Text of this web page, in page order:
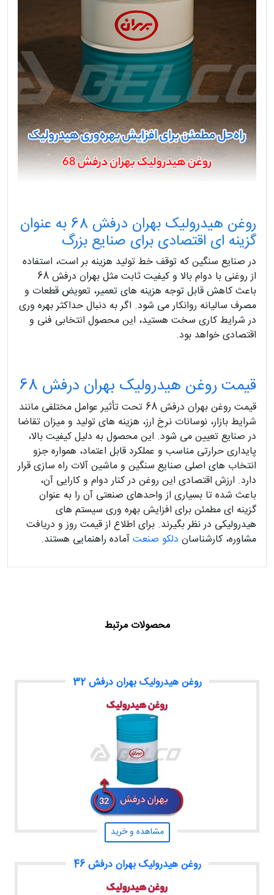
روغن هیدرولیک بهران درفش 68 به عنوان
گزینه ای اقتصادی برای صنایع بزرگ
در صنایع سنگین که توقف خط تولید هزینه بر است، استفاده
از روغنی با دوام بالا و کیفیت ثابت مثل بهران درفش 68
باعث کاهش قابل توجه هزینه های تعمیر، تعویض قطعات و
مصرف سالیانه روانکار می شود. اگر به دنبال حداکثر بهره وری
در شرایط کاری سخت هستید، این محصول انتخابی فنی و
اقتصادی خواهد بود.
قیمت روغن هیدرولیک بهران درفش 68
قیمت روغن بهران درفش 68 تحت تأثیر عوامل مختلفی مانند
شرایط بازار، نوسانات نرخ ارز، هزینه‌ های تولید و میزان تقاضا
در صنایع تعیین می‌ شود. این محصول به دلیل کیفیت بالا،
پایداری حرارتی مناسب و عملکرد قابل اعتماد، همواره جزو
انتخاب‌ های اصلی صنایع سنگین و ماشین‌ آلات راه‌ سازی قرار
دارد. ارزش اقتصادی این روغن در کنار دوام و کارایی آن،
باعث شده تا بسیاری از واحدهای صنعتی آن را به عنوان
گزینه‌ ای مطمئن برای افزایش بهره‌ وری سیستم‌ های
هیدرولیکی در نظر بگیرند. برای اطلاع از قیمت روز و دریافت
مشاوره، کارشناسان دلکو صنعتآماده راهنمایی هستند.
محصولات مرتبط
روغن هیدرولیک بهران درفش 32
مشاهده و خرید
روغن هیدرولیک بهران درفش 46